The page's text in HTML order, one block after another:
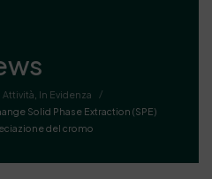
Attività In Evidenza
/
Solid Phase Extraction (SPE)
del cromo